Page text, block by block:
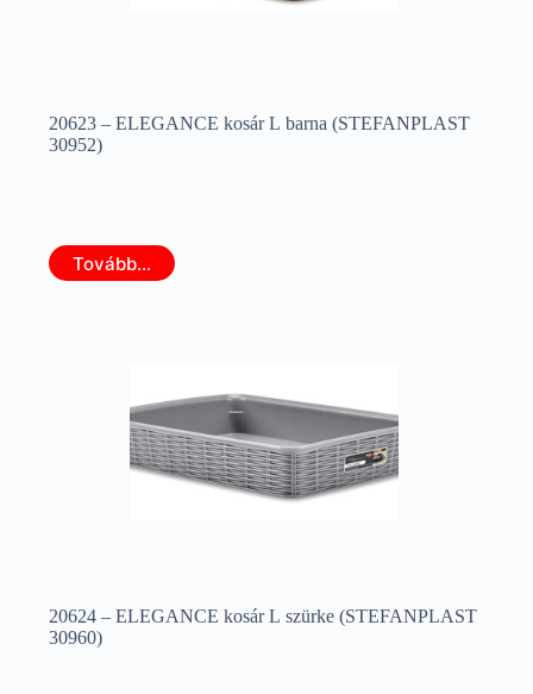
20623 – ELEGANCE kosár L barna (STEFANPLAST
30952)
Tovább...
20624 – ELEGANCE kosár L szürke (STEFANPLAST
30960)